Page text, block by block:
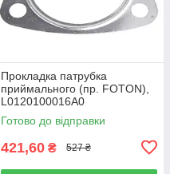
Прокладка патрубка
приймального (пр. FOTON),
L0120100016A0
Готово до відправки
421,60 ₴ 527 ₴